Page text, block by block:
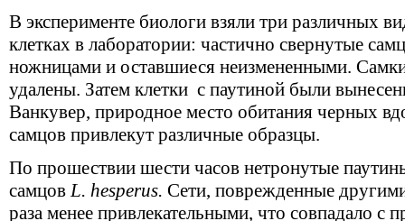
В эксперименте биологи взяли три различных
клетках в лаборатории: частично свернутые
ножницами и оставшиеся неизмененными.
удалены. Затем клетки с паутиной были
Ванкувер, природное место обитания черных
самцов привлекут различные образцы.
По прошествии шести часов нетронутые
самцовL. hesperus. Сети, поврежденные
раза менее привлекательными, что совпадало с